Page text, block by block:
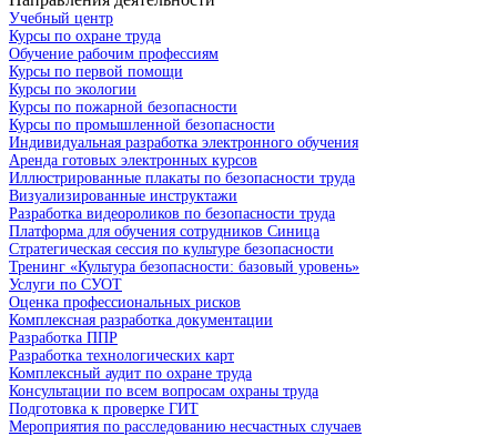
Учебный центр
Курсы по охране труда
Обучение рабочим профессиям
Курсы по первой помощи
Курсы по экологии
Курсы по пожарной безопасности
Курсы по промышленной безопасности
Индивидуальная разработка электронного обучения
Аренда готовых электронных курсов
Иллюстрированные плакаты по безопасности труда
Визуализированные инструктажи
Разработка видеороликов по безопасности труда
Платформа для обучения сотрудников Синица
Стратегическая сессия по культуре безопасности
Тренинг «Культура безопасности: базовый уровень»
Услуги по СУОТ
Оценка профессиональных рисков
Комплексная разработка документации
Разработка ППР
Разработка технологических карт
Комплексный аудит по охране труда
Консультации по всем вопросам охраны труда
Подготовка к проверке ГИТ
Мероприятия по расследованию несчастных случаев